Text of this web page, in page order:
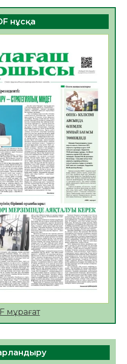
36 0
– БОЛАШАҚҚА
ТАҢДАУ
қарсы иммундау
40
36
мәлімет
36
облысы полиция
астам
қамтамасыз етті
48
ҰРПАҚ –
АТТЫ КЕҢЕЙТІЛГЕН
49
Азиядағы көшуге ең
нұсқа
мұрағат